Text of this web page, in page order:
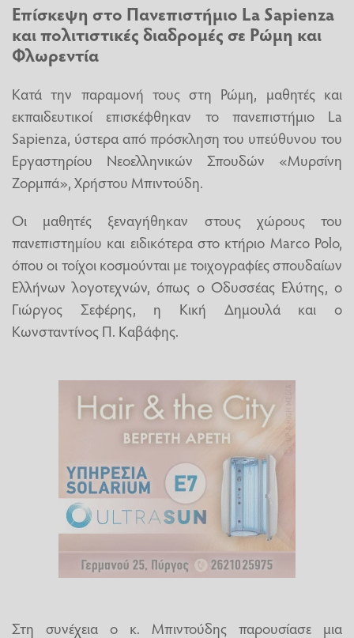
Επίσκεψη στο Πανεπιστήμιο La Sapienza
και πολιτιστικές διαδρομές σε Ρώμη και
Φλωρεντία
Κατά την παραμονή τους στη Ρώμη, μαθητές και
εκπαιδευτικοί επισκέφθηκαν το πανεπιστήμιο La
Sapienza, ύστερα από πρόσκληση του υπεύθυνου του
Εργαστηρίου Νεοελληνικών Σπουδών «Μυρσίνη
Ζορμπά», Χρήστου Μπιντούδη.
Οι μαθητές ξεναγήθηκαν στους χώρους του
πανεπιστημίου και ειδικότερα στο κτήριο Marco Polo,
όπου οι τοίχοι κοσμούνται με τοιχογραφίες σπουδαίων
Ελλήνων λογοτεχνών, όπως ο Οδυσσέας Ελύτης, ο
Γιώργος Σεφέρης, η Κική Δημουλά και ο
Κωνσταντίνος Π. Καβάφης.
Στη συνέχεια ο κ. Μπιντούδης παρουσίασε μια